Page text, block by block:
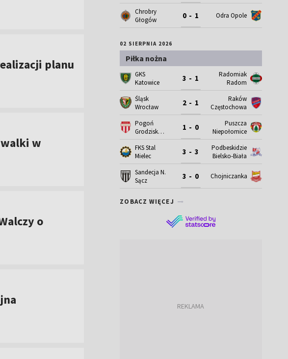
planu
w
o
Chrobry
Głogów
0 - 1 Odra Opole
02 SIERPNIA 2026
Piłka nożna
GKS
Katowice
3 - 1
Radomiak
Radom
Śląsk
Wrocław
2 - 1
Raków
Częstochowa
Pogoń
Grodzisk
Maz.
1 - 0
Puszcza
Niepołomice
FKS Stal
Mielec
3 - 3
Podbeskidzie
Bielsko-Biała
Sandecja N.
Sącz
3 - 0 Chojniczanka
ZOBACZ WIĘCEJ